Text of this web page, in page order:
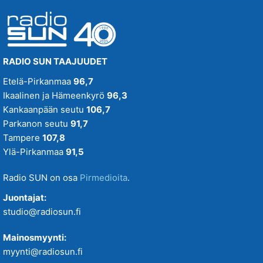
RADIO SUN TAAJUUDET
Etelä-Pirkanmaa 96,7
Ikaalinen ja Hämeenkyrö 96,3
Kankaanpään seutu 106,7
Parkanon seutu 91,7
Tampere 107,8
Ylä-Pirkanmaa 91,5
Radio SUN on osa Pirmedioita.
Juontajat:
studio@radiosun.fi
Mainosmyynti:
myynti@radiosun.fi